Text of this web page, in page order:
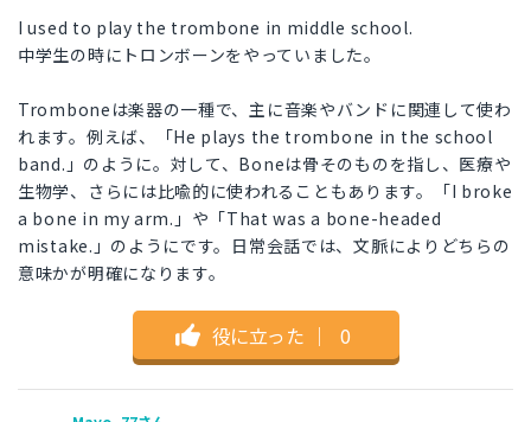
I used to play the trombone in middle school.
中学生の時にトロンボーンをやっていました。
Tromboneは楽器の一種で、主に音楽やバンドに関連して使わ
れます。例えば、「He plays the trombone in the school
band.」のように。対して、Boneは骨そのものを指し、医療や
生物学、さらには比喩的に使われることもあります。「I broke
a bone in my arm.」や「That was a bone-headed
mistake.」のようにです。日常会話では、文脈によりどちらの
意味かが明確になります。
役に立った ｜ 0